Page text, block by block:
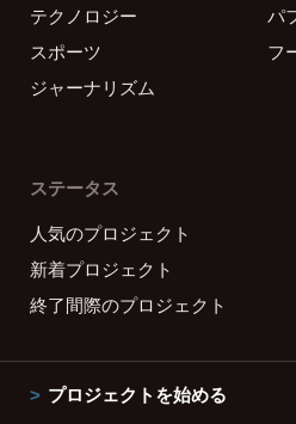
テクノロジー
パ
スポーツ
フ
ジャーナリズム
ステータス
人気のプロジェクト
新着プロジェクト
終了間際のプロジェクト
プロジェクトを始める